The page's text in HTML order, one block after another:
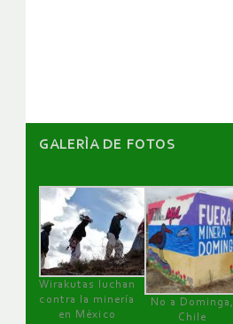
GALERÌA DE FOTOS
Wirakutas luchan
contra la minería
en México
No a Dominga,
Chile